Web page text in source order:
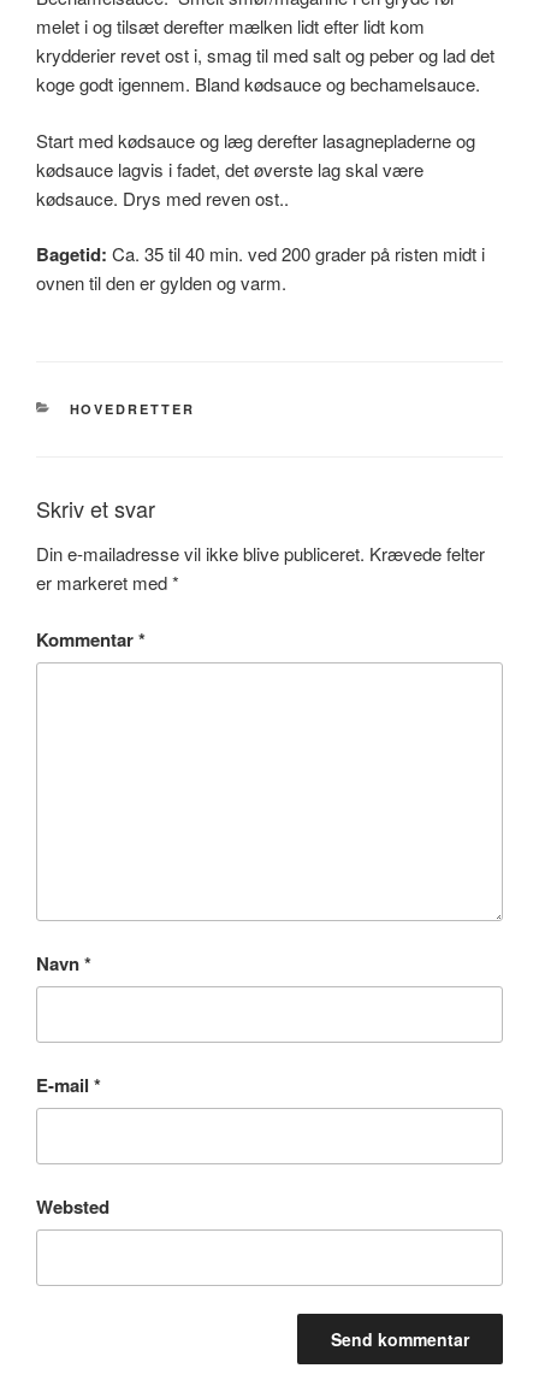
melet i og tilsæt derefter mælken lidt efter lidt kom
krydderier revet ost i, smag til med salt og peber og lad det
koge godt igennem. Bland kødsauce og bechamelsauce.
Start med kødsauce og læg derefter lasagnepladerne og
kødsauce lagvis i fadet, det øverste lag skal være
kødsauce. Drys med reven ost..
Bagetid: Ca. 35 til 40 min. ved 200 grader på risten midt i
ovnen til den er gylden og varm.
KATEGORIER
HOVEDRETTER
Skriv et svar
Din e-mailadresse vil ikke blive publiceret. Krævede felter
er markeret med*
Kommentar*
Navn*
E-mail *
Websted